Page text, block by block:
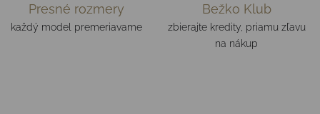
Presné rozmery
každý model premeriavame
Bežko Klub
zbierajte kredity, priamu zľavu
na nákup